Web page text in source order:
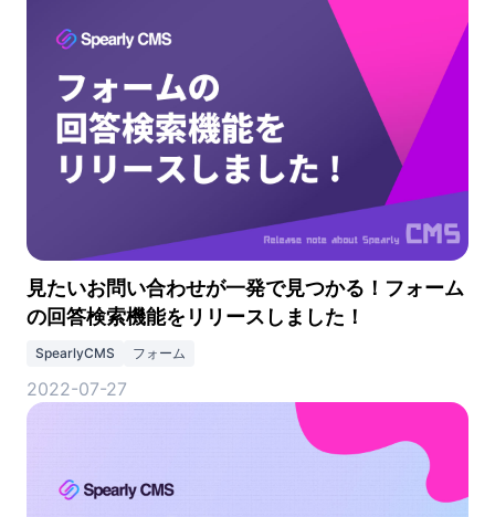
見たいお問い合わせが一発で見つかる！フォーム
の回答検索機能をリリースしました！
SpearlyCMS フォーム
2022-07-27